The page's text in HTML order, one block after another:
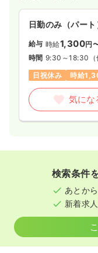
のイベントなど、子
グラムを実践してお
にとって、やりがい
日勤のみ（パート
給与 時給1,300円
時間 9:30～18:30
日祝休み
時給
気にな
検索条件
あとか
新着求